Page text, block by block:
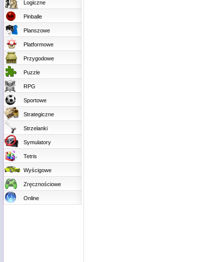
Logiczne
Pinballe
Planszowe
Platformowe
Przygodowe
Puzzle
RPG
Sportowe
Strategiczne
Strzelanki
Symulatory
Tetris
Wyścigowe
Zręcznościowe
Online